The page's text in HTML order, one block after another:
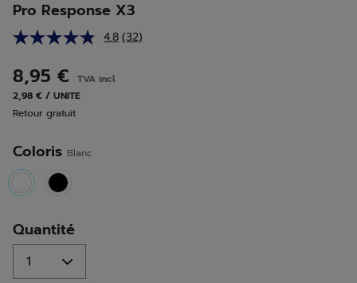
Pro Response X3
4.8 Lire
(32)
8,95 €
TVA incl.
2,98 € / UNITE
Retour gratuit
Coloris Blanc
selected
Quantité